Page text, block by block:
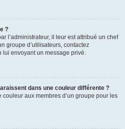
?
l’administrateur, il leur est attribué un chef
groupe d’utilisateurs, contactez
lui envoyant un message privé.
dans une couleur différente ?
couleur aux membres d’un groupe pour les